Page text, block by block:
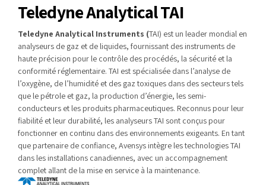
Teledyne Analytical TAI
Teledyne Analytical Instruments (TAI) est un leader mondial en
analyseurs de gaz et de liquides, fournissant des instruments de
haute précision pour le contrôle des procédés, la sécurité et la
conformité réglementaire. TAI est spécialisée dans l’analyse de
l’oxygène, de l’humidité et des gaz toxiques dans des secteurs tels
que le pétrole et gaz, la production d’énergie, les semi-
conducteurs et les produits pharmaceutiques. Reconnus pour leur
fiabilité et leur durabilité, les analyseurs TAI sont conçus pour
fonctionner en continu dans des environnements exigeants. En tant
que partenaire de confiance, Avensys intègre les technologies TAI
dans les installations canadiennes, avec un accompagnement
complet allant de la mise en service à la maintenance.